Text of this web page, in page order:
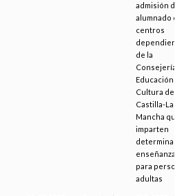
admisión de
alumnado en
centros
dependientes
de la
Consejería de
Educación y
Cultura de
Castilla-La
Mancha que
imparten
determinadas
enseñanzas
para personas
adultas